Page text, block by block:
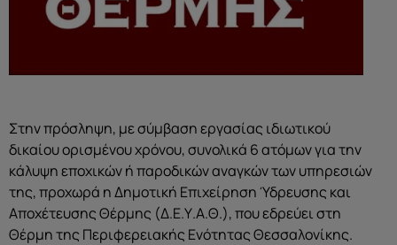
Στην πρόσληψη, με σύμβαση εργασίας ιδιωτικού
δικαίου ορισμένου χρόνου, συνολικά 6 ατόμων για την
κάλυψη εποχικών ή παροδικών αναγκών των υπηρεσιών
της, προχωρά η Δημοτική Επιχείρηση Ύδρευσης και
Αποχέτευσης Θέρμης (Δ.Ε.Υ.Α.Θ.), που εδρεύει στη
Θέρμη της Περιφερειακής Ενότητας Θεσσαλονίκης.